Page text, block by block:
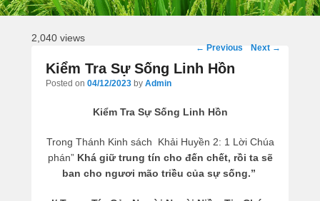
2,040 views
Post
navigation
← Previous Next →
Kiểm Tra Sự Sống Linh Hồn
Posted on 04/12/2023 by Admin
Kiểm Tra Sự Sống Linh Hồn
Trong Thánh Kinh sách Khải Huyền 2: 1 Lời Chúa
phán” Khá giữ trung tín cho đến chết, rồi ta sẽ
ban cho ngươi mão triều của sự sống.”